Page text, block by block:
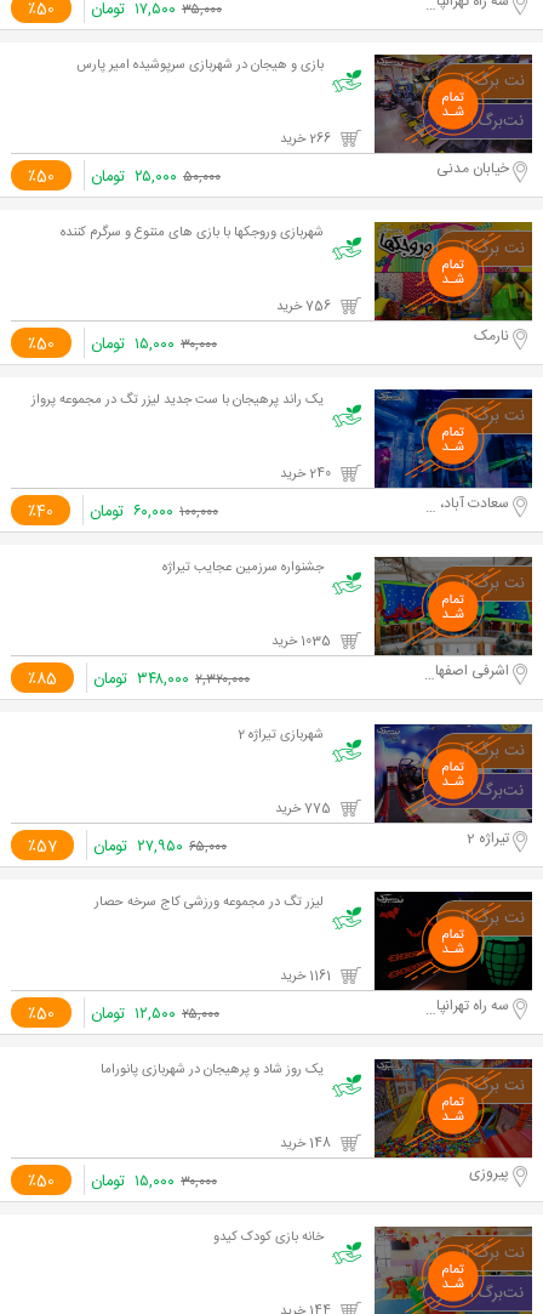
٪50 ۳۵,۰۰۰ ۱۷,۵۰۰ تومان
بازی و هیجان در شهربازی سرپوشیده امیر پارس
٪50 خیابان مدنی ۵۰,۰۰۰ ۲۵,۰۰۰ تومان
شهربازی وروجکها با بازی های متنوع و سرگرم کننده
٪50 نارمک ۳۰,۰۰۰ ۱۵,۰۰۰ تومان
یک راند پرهیجان با ست جدید لیزر تگ در مجموعه پرواز
٪40 سعادت آباد، سه‌راه فرحزاد، بلوار خالو ۱۰۰,۰۰۰ ۶۰,۰۰۰ تومان
جشنواره سرزمین عجایب تیراژه
٪85 اشرفی اصفهانی ۲,۳۲۰,۰۰۰ ۳۴۸,۰۰۰ تومان
شهربازی تیراژه 2
٪57 تیراژه 2 ۶۵,۰۰۰ ۲۷,۹۵۰ تومان
لیزر تگ در مجموعه ورزشی کاج سرخه حصار
٪50 سه راه تهرانپارس ۲۵,۰۰۰ ۱۲,۵۰۰ تومان
یک روز شاد و پرهیجان در شهربازی پانوراما
٪50 پیروزی ۳۰,۰۰۰ ۱۵,۰۰۰ تومان
خانه بازی کودک کیدو